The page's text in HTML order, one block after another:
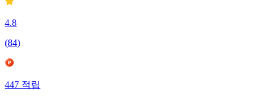
4.8
(84)
447적립